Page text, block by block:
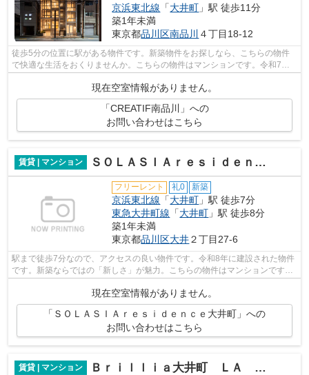
京浜東北線 「大井町 」駅 徒歩11分
築1年未満
東京都品川区南品川 ４丁目18-12
徒歩5分の位置に駅がある物件です。新築物件をお探しなら、こちらの物件
で快適な生活をおくりませんか。こちらの物件はマンションです。令和7年
現在空室情報がありません。
「CREATIF南品川」への
お問い合わせはこちら
賃貸 | マンション ＳＯＬＡＳＩＡｒｅｓｉｄｅｎｃｅ大井町
フリーレント 礼0 新築
京浜東北線 「大井町 」駅 徒歩7分
東急大井町線 「大井町 」駅 徒歩8分
築1年未満
東京都品川区大井２丁目27-6
駅まで徒歩7分なので、アクセスの良い物件です。令和8年に建設された物件
です。新築ならではの「新しさ」が魅力。こちらの物件はマンションです。
現在空室情報がありません。
「ＳＯＬＡＳＩＡｒｅｓｉｄｅｎｃｅ大井町」への
お問い合わせはこちら
賃貸 | マンション Ｂｒｉｌｌｉａ大井町 ＬＡ ＶＩＥ ＥＮ ＴＯＷＥＲ